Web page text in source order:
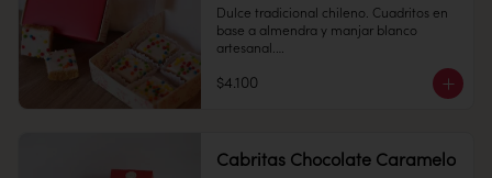
Conservación: Mantener sellado en un
humedad.
Dulce tradicional chileno. Cuadritos en
base a almendra y manjar blanco
artesanal.
Cantidad: 4 unidades
humedad.
$4.100
Cabritas Chocolate Caramelo